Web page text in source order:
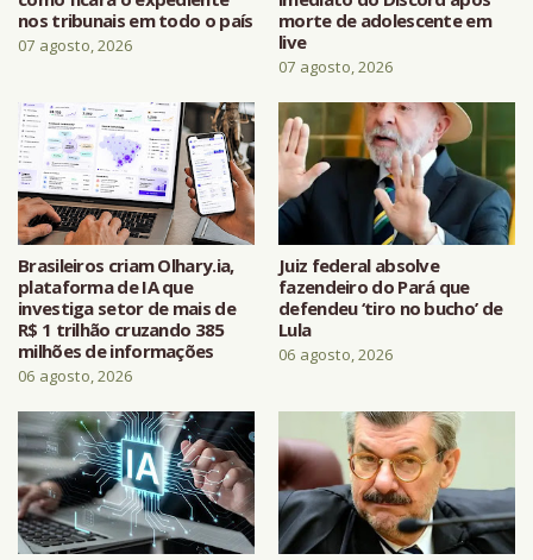
nos tribunais em todo o país
07 agosto, 2026
morte de adolescente em
live
07 agosto, 2026
Brasileiros criam Olhary.ia,
plataforma de IA que
investiga setor de mais de
R$ 1 trilhão cruzando 385
milhões de informações
06 agosto, 2026
Juiz federal absolve
fazendeiro do Pará que
defendeu ‘tiro no bucho’ de
Lula
06 agosto, 2026